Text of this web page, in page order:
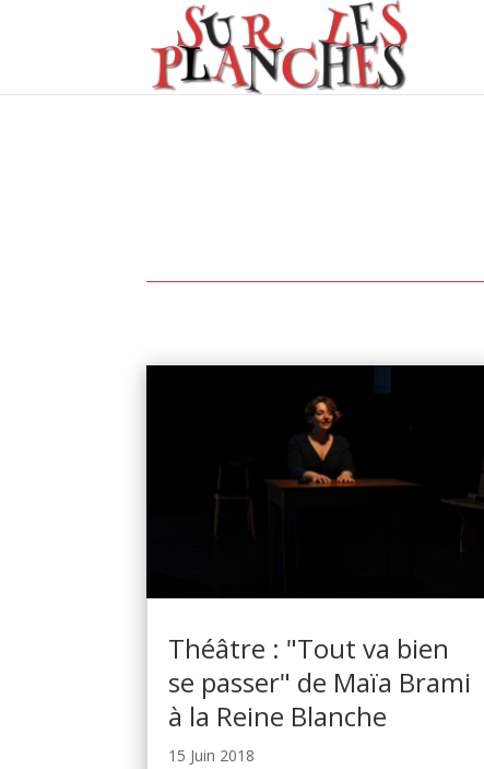
Théâtre : "Tout va bien
se passer" de Maïa Brami
à la Reine Blanche
15 Juin 2018